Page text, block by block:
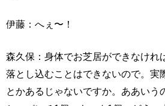
伊藤：へぇ〜！
森久保：身体でお芝居ができなけれ
落とし込むことはできないので。実
とかあるじゃないですか。ああいう